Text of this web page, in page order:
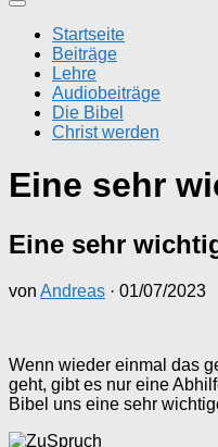
Startseite
Beiträge
Lehre
Audiobeiträge
Die Bibel
Christ werden
Eine sehr
Eine sehr
von Andreas · 01/07/2023
Wenn wieder einmal das
geht, gibt es nur eine
Bibel uns eine sehr